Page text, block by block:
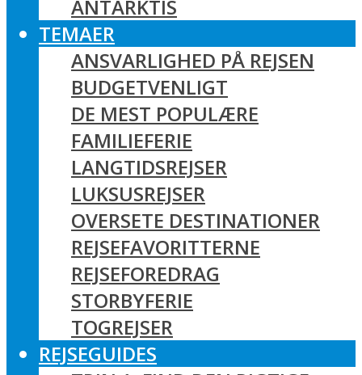
ANTARKTIS
TEMAER
ANSVARLIGHED PÅ REJSEN
BUDGETVENLIGT
DE MEST POPULÆRE
FAMILIEFERIE
LANGTIDSREJSER
LUKSUSREJSER
OVERSETE DESTINATIONER
REJSEFAVORITTERNE
REJSEFOREDRAG
STORBYFERIE
TOGREJSER
REJSEGUIDES